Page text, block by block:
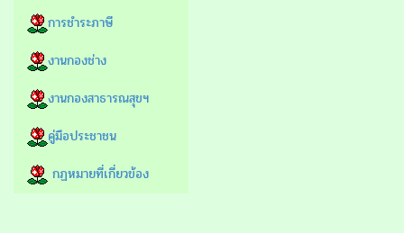
การชำระภาษี
งานกองช่าง
งานกองสาธารณสุขฯ
คู่มือประชาชน
กฏหมายที่เกี่ยวข้อง